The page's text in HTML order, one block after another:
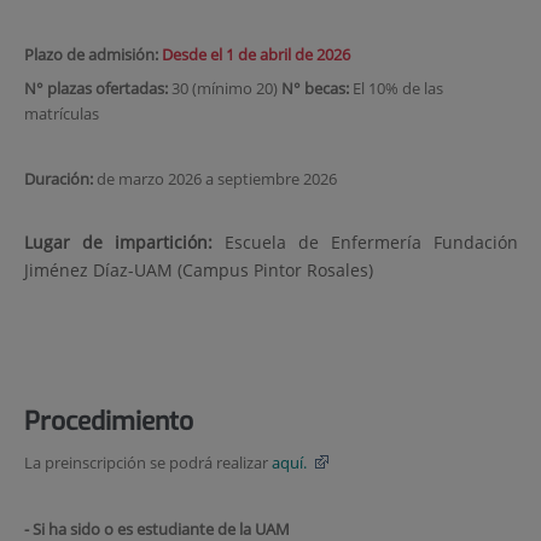
Plazo de admisión:Desde el 1 de abril de 2026
N° plazas ofertadas:30 (mínimo 20) N° becas:El 10% de las
matrículas
Duración:de marzo 2026 a septiembre 2026
Lugar de impartición: Escuela de Enfermería Fundación
Jiménez Díaz-UAM (Campus Pintor Rosales)
Procedimiento
La preinscripción se podrá realizaraquí.
- Si ha sido o es estudiante de la UAM